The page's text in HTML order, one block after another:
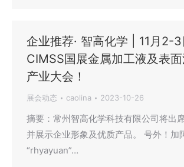
企业推荐· 智高化学 | 11月2-3
CIMSS国展金属加工液及表
产业大会！
展会动态 caolina 2023-10-26
摘要：常州智高化学科技有限公司将出
并展示企业形象及优质产品。 号外！加
“rhyayuan”…